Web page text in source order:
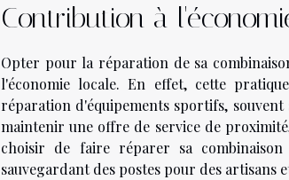
Contribution à
Opter pour la réparation de sa
l'économie locale. En effet, cette
réparation d'équipements sportifs,
maintenir une offre de service de
choisir de faire réparer sa
sauvegardant des postes pour des artisans